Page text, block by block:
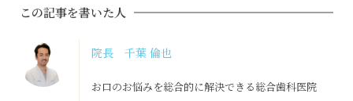
この記事を書いた人
院長 千葉 倫也
お口のお悩みを総合的に解決できる総合歯科医院